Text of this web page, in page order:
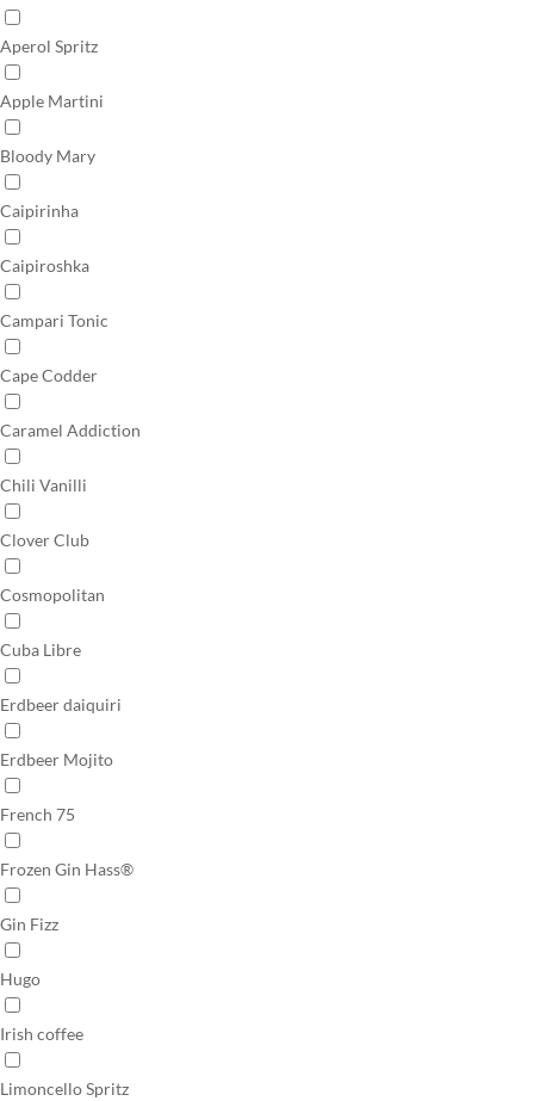
Aperol Spritz
Apple Martini
Bloody Mary
Caipirinha
Caipiroshka
Campari Tonic
Cape Codder
Caramel Addiction
Chili Vanilli
Clover Club
Cosmopolitan
Cuba Libre
Erdbeer daiquiri
Erdbeer Mojito
French 75
Frozen Gin Hass®
Gin Fizz
Hugo
Irish coffee
Limoncello Spritz